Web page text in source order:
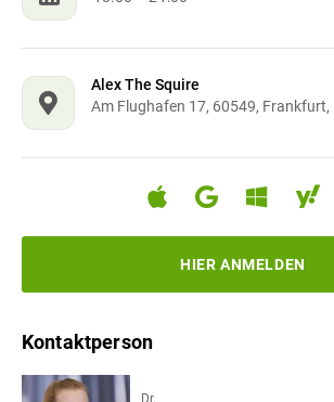
Alex The Squire
Am Flughafen 17, 60549, Frankfurt,
HIER ANMELDEN
Kontaktperson